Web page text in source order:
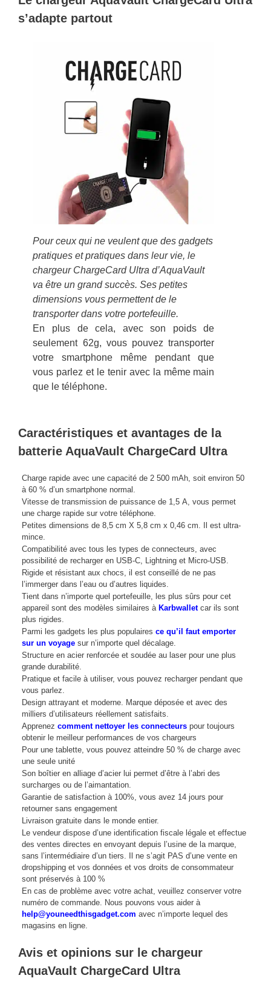
s’adapte partout
Pour ceux qui ne veulent que des gadgets
pratiques et pratiques dans leur vie, le
chargeur ChargeCard Ultra d’AquaVault
va être un grand succès. Ses petites
dimensions vous permettent de le
transporter dans votre portefeuille.
En plus de cela, avec son poids de
seulement 62g, vous pouvez transporter
votre smartphone même pendant que
vous parlez et le tenir avec la même main
que le téléphone.
Caractéristiques et avantages de la
batterie AquaVault ChargeCard Ultra
Charge rapide avec une capacité de 2 500 mAh, soit environ 50
à 60 % d’un smartphone normal.
Vitesse de transmission de puissance de 1,5 A, vous permet
une charge rapide sur votre téléphone.
Petites dimensions de 8,5 cm X 5,8 cm x 0,46 cm. Il est ultra-
mince.
Compatibilité avec tous les types de connecteurs, avec
possibilité de recharger en USB-C, Lightning et Micro-USB.
Rigide et résistant aux chocs, il est conseillé de ne pas
l’immerger dans l’eau ou d’autres liquides.
Tient dans n’importe quel portefeuille, les plus sûrs pour cet
appareil sont des modèles similaires à Karbwalletcar ils sont
plus rigides.
Parmi les gadgets les plus populaires ce qu’il faut emporter
sur un voyage sur n’importe quel décalage.
Structure en acier renforcée et soudée au laser pour une plus
grande durabilité.
Pratique et facile à utiliser, vous pouvez recharger pendant que
vous parlez.
Design attrayant et moderne. Marque déposée et avec des
milliers d’utilisateurs réellement satisfaits.
Apprenez comment nettoyer les connecteurs pour toujours
obtenir le meilleur performances de vos chargeurs
Pour une tablette, vous pouvez atteindre 50 % de charge avec
une seule unité
Son boîtier en alliage d’acier lui permet d’être à l’abri des
surcharges ou de l’aimantation.
Garantie de satisfaction à 100%, vous avez 14 jours pour
retourner sans engagement
Livraison gratuite dans le monde entier.
Le vendeur dispose d’une identification fiscale légale et effectue
des ventes directes en envoyant depuis l’usine de la marque,
sans l’intermédiaire d’un tiers. Il ne s’agit PAS d’une vente en
dropshipping et vos données et vos droits de consommateur
sont préservés à 100 %
En cas de problème avec votre achat, veuillez conserver votre
numéro de commande. Nous pouvons vous aider à
help@youneedthisgadget.com avec n’importe lequel des
magasins en ligne.
Avis et opinions sur le chargeur
AquaVault ChargeCard Ultra